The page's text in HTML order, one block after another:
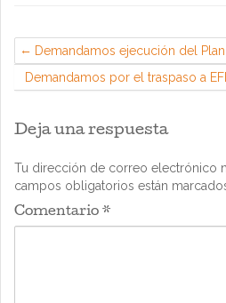
Demandamos ejecución del
Demandamos por el traspaso a
Deja una respuesta
Tu dirección de correo electrónico
campos obligatorios están
Comentario *